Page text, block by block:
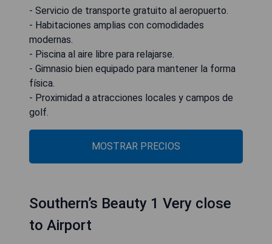
- Servicio de transporte gratuito al aeropuerto.
- Habitaciones amplias con comodidades
modernas.
- Piscina al aire libre para relajarse.
- Gimnasio bien equipado para mantener la forma
física.
- Proximidad a atracciones locales y campos de
golf.
MOSTRAR PRECIOS
Southern’s Beauty 1 Very close
to Airport